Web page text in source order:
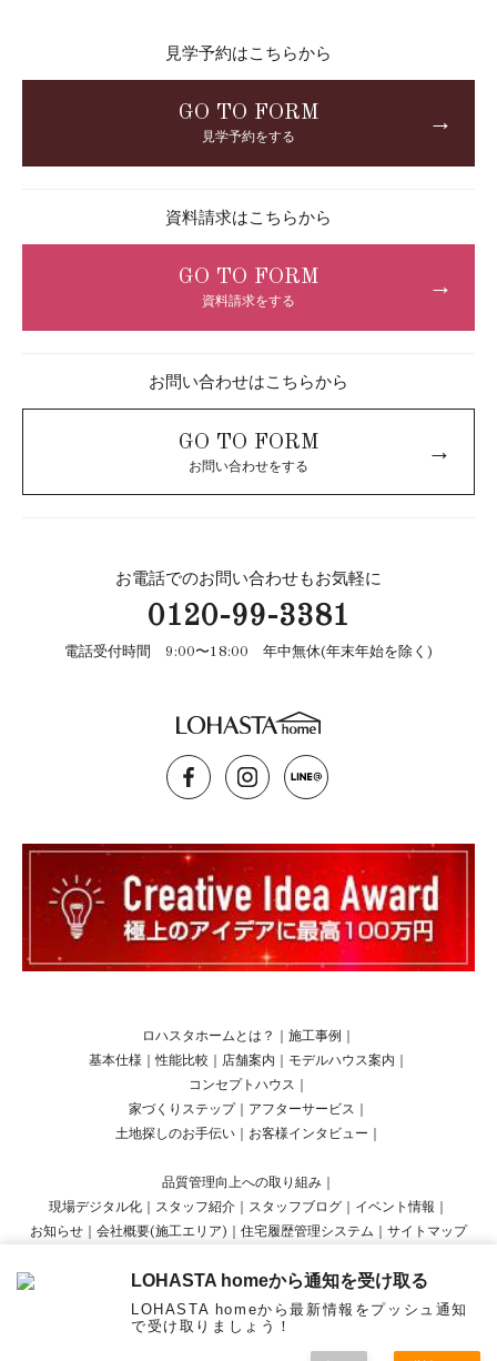
見学 資料 menu
見学予約はこちらから
GO TO FORM
見学予約をする
→
資料請求はこちらから
GO TO FORM
資料請求をする
→
お問い合わせはこちらから
GO TO FORM
お問い合わせをする
→
お電話でのお問い合わせもお気軽に
0120-99-3381
電話受付時間 9:00〜18:00 年中無休(年末年始を除く)
ロハスタホームとは？ 施工事例
基本仕様 ｜性能比較 店舗案内 モデルハウス案内
コンセプトハウス
家づくりステップ
アフターサービス
土地探しのお手伝い
お客様インタビュー
品質管理向上への取り組み
現場デジタル化
スタッフ紹介 スタッフブログ イベント情報
お知らせ
会社概要(施工エリア) 住宅履歴管理システム サイトマップ
Copyright © LOHASTA home presented by LOHAS studio All Rights Reserved.
LOHASTA homeから通知を受け取る
LOHASTA homeから最新情報をプッシュ通知
で受け取りましょう！